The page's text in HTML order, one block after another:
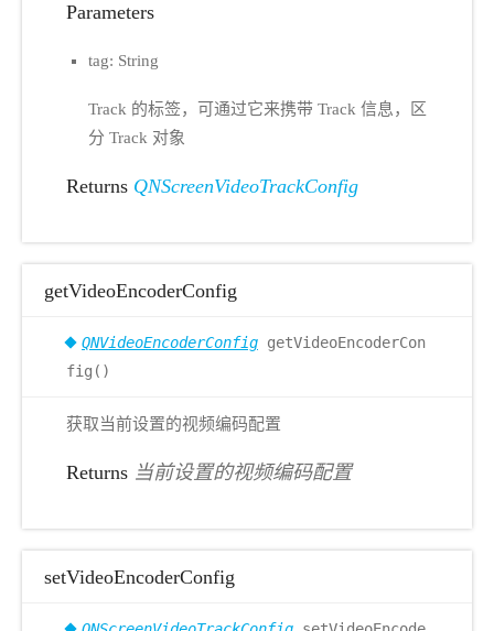
Parameters
tag: String
Track 的标签，可通过它来携带 Track 信息，区
分 Track 对象
Returns QNScreenVideoTrackConfig
getVideoEncoderConfig
QNVideoEncoderConfig getVideoEncoderCon
fig()
获取当前设置的视频编码配置
Returns 当前设置的视频编码配置
setVideoEncoderConfig